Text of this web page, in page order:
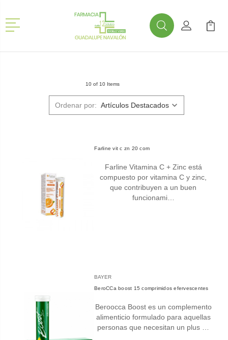
Menú
BuscarMi Cuenta
Mi
10 of 10 Items
Ordenar por:
Farline vit c zn 20 com
Farline Vitamina C + Zinc está
compuesto por vitamina C y zinc,
que contribuyen a un buen
funcionami…
BAYER
BeroCCa boost 15 comprimidos efervescentes
Beroocca Boost es un complemento
alimenticio formulado para aquellas
personas que necesitan un plus …